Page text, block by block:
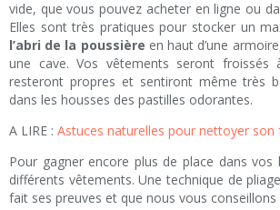
vide, que vous pouvez acheter en ligne ou
Elles sont très pratiques pour stocker un
l’abri de la poussière en haut d’une
une cave. Vos vêtements seront
resteront propres et sentiront même très
dans les housses des pastilles odorantes.
A LIRE : Astuces naturelles pour nettoyer son
Pour gagner encore plus de place dans vos
différents vêtements. Une technique de
fait ses preuves et que nous vous